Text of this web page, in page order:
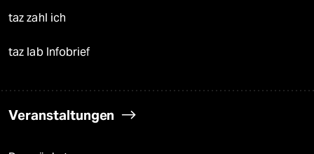
taz zahl ich
taz lab Infobrief
Veranstaltungen